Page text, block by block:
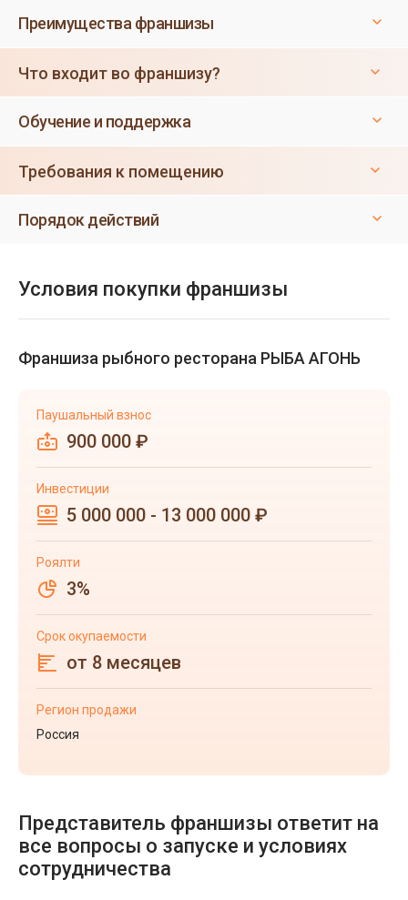
Преимущества франшизы
Что входит во франшизу?
Обучение и поддержка
Требования к помещению
Порядок действий
Условия покупки франшизы
Франшиза рыбного ресторана РЫБА АГОНЬ
Паушальный взнос
900 000 ₽
Инвестиции
5 000 000 - 13 000 000 ₽
Роялти
3%
Срок окупаемости
от 8 месяцев
Регион продажи
Россия
Представитель франшизы ответит на
все вопросы о запуске и условиях
сотрудничества